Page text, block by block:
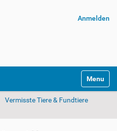
Anmelden
Vermisste Tiere & Fundtiere